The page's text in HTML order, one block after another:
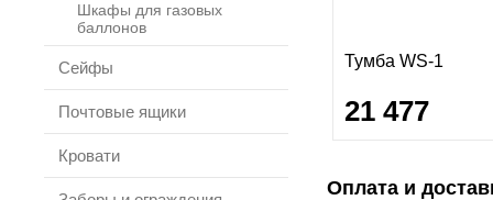
Шкафы для газовых
баллонов
Сейфы
Почтовые ящики
Кровати
Тумба WS-1
21 477
Оплата и